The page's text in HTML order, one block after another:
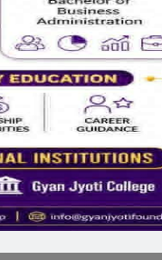
सम्झनामा गौशालाका
सहयोग